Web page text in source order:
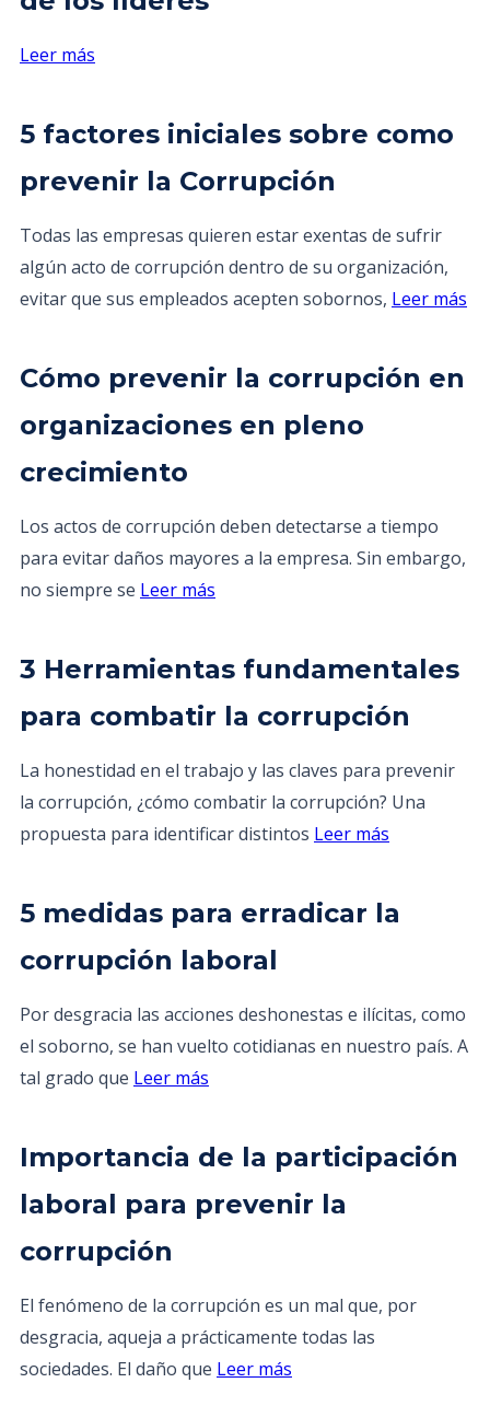
Leer más
5 factores iniciales sobre como
prevenir la Corrupción
Todas las empresas quieren estar exentas de sufrir
algún acto de corrupción dentro de su organización,
evitar que sus empleados acepten sobornos, Leer más
Cómo prevenir la corrupción en
organizaciones en pleno
crecimiento
Los actos de corrupción deben detectarse a tiempo
para evitar daños mayores a la empresa. Sin embargo,
no siempre se Leer más
3 Herramientas fundamentales
para combatir la corrupción
La honestidad en el trabajo y las claves para prevenir
la corrupción, ¿cómo combatir la corrupción? Una
propuesta para identificar distintos Leer más
5 medidas para erradicar la
corrupción laboral
Por desgracia las acciones deshonestas e ilícitas, como
el soborno, se han vuelto cotidianas en nuestro país. A
tal grado que Leer más
Importancia de la participación
laboral para prevenir la
corrupción
El fenómeno de la corrupción es un mal que, por
desgracia, aqueja a prácticamente todas las
sociedades. El daño que Leer más